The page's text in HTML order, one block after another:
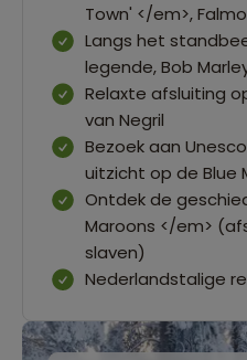
Town' </em>,
Langs het
legende, Bob
Relaxte afsluiting
van Negril
Bezoek aan
uitzicht op de Blue
Ontdek de
Maroons </em>
slaven)
Nederlandstalige